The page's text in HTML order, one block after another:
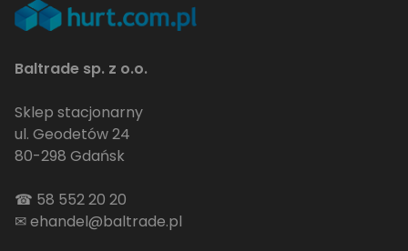
Baltrade sp. z o.o.
Sklep stacjonarny
ul. Geodetów 24
80-298 Gdańsk
☎ 58 552 20 20
✉ehandel@baltrade.pl